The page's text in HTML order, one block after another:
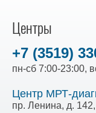
Центры
+7 (3519)
пн-сб 7:00-23:00,
Центр МРТ-
пр. Ленина, д.